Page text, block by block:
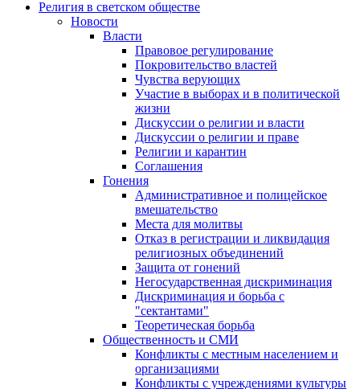
Религия в светском обществе
Новости
Власти
Правовое регулирование
Покровительство властей
Чувства верующих
Участие в выборах и в политической
жизни
Дискуссии о религии и власти
Дискуссии о религии и праве
Религии и карантин
Соглашения
Гонения
Административное и полицейское
вмешательство
Места для молитвы
Отказ в регистрации и ликвидация
религиозных объединений
Защита от гонений
Негосударственная дискриминация
Дискриминация и борьба с
"сектантами"
Теоретическая борьба
Общественность и СМИ
Конфликты с местным населением и
организациями
Конфликты с учреждениями культуры